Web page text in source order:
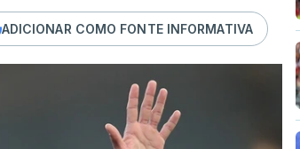
ADICIONAR COMO FONTE INFORMATIVA